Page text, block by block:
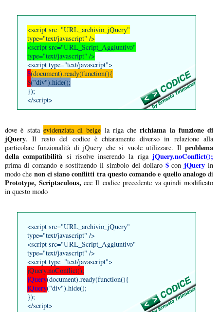
<script src="URL_archivio_jQuery"
type="text/javascript" />
<script src="URL_Script_Aggiuntivo"
type="text/javascript" />
<script type="text/javascript">
$(document).ready(function(){
$("div").hide();
});
</script>
dove è stata evidenziata di beige la riga che richiama la funzione di
jQuery. Il resto del codice è chiaramente diverso in relazione alla
particolare funzionalità di jQuery che si vuole utilizzare. Il problema
della compatibilità si risolve inserendo la riga jQuery.noConflict();
prima dl comando e sostituendo il simbolo del dollaro$con jQuery in
modo che non ci siano conflitti tra questo comando e quello analogodi
Prototype, Scriptaculous,ecc Il codice precedente va quindi modificato
in questo modo
<script src="URL_archivio_jQuery"
type="text/javascript" />
<script src="URL_Script_Aggiuntivo"
type="text/javascript" />
<script type="text/javascript">
jQuery.noConflict();
jQuery(document).ready(function(){
jQuery("div").hide();
});
</script>